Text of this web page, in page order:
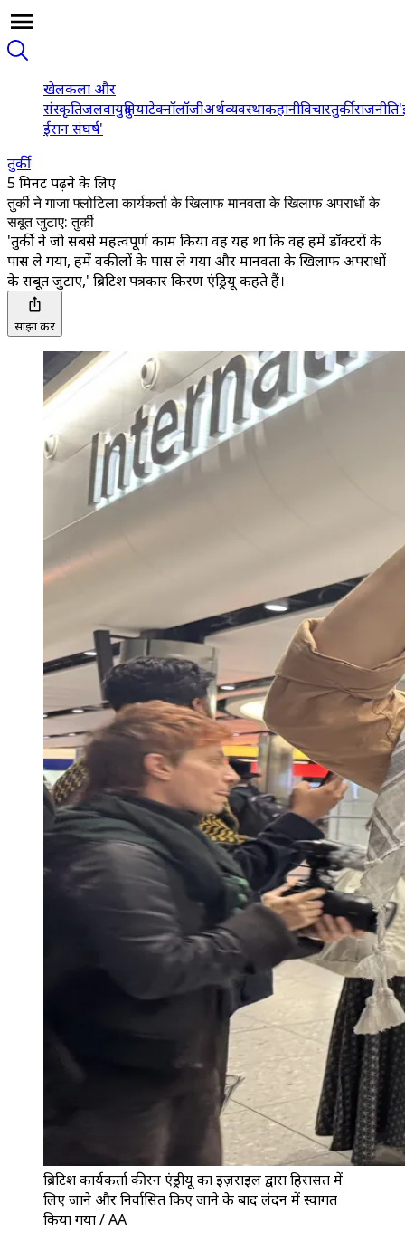
खेलकला और
संस्कृतिजलवायुदुनियाटेक्नॉलॉजीअर्थव्यवस्थाकहानीविचारतुर्कीराजनीति
ईरान संघर्ष'
तुर्की
5 मिनट पढ़ने के लिए
तुर्की ने गाजा फ्लोटिला कार्यकर्ता के खिलाफ मानवता के खिलाफ अपराधों के
सबूत जुटाए: तुर्की
'तुर्की ने जो सबसे महत्वपूर्ण काम किया वह यह था कि वह हमें डॉक्टरों के
पास ले गया, हमें वकीलों के पास ले गया और मानवता के खिलाफ अपराधों
के सबूत जुटाए,' ब्रिटिश पत्रकार किरण एंड्रियू कहते हैं।
साझा करें
ब्रिटिश कार्यकर्ता कीरन एंड्रीयू का इज़राइल द्वारा हिरासत में
लिए जाने और निर्वासित किए जाने के बाद लंदन में स्वागत
किया गया / AA